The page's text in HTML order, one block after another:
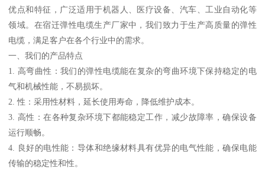
优点和特征，广泛适用于机器人、医疗设备、汽车、工业自动化等
领域。在宿迁弹性电缆生产厂家中，我们致力于生产高质量的弹性
电缆，满足客户在各个行业中的需求。
一、我们的产品特点
1. 高弯曲性：我们的弹性电缆能在复杂的弯曲环境下保持稳定的电
气和机械性能，不易损坏。
2. 性：采用性材料，延长使用寿命，降低维护成本。
3. 高性：在各种复杂环境下都能稳定工作，减少故障率，确保设备
运行顺畅。
4. 良好的电性能：导体和绝缘材料具有优异的电气性能，确保电能
传输的稳定性和性。